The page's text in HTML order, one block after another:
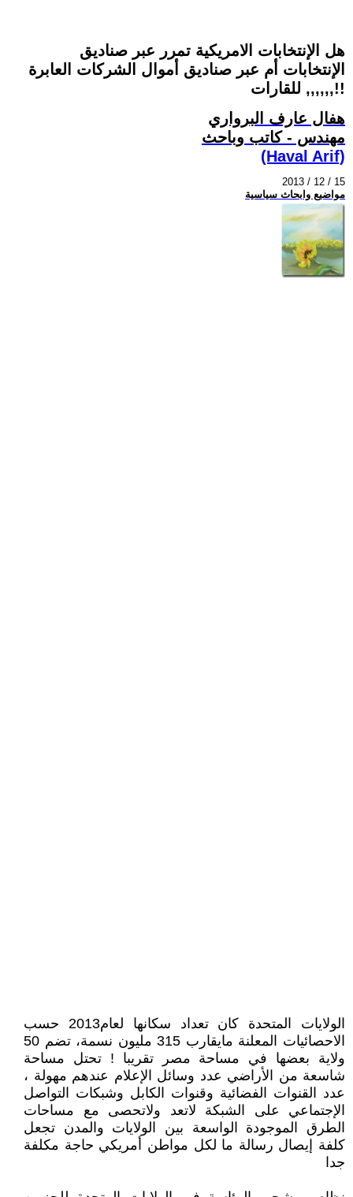
هل الإنتخابات الامريكية تمرر عبر صناديق
الإنتخابات أم عبر صناديق أموال الشركات العابرة
للقارات ,,,,,,!!
هفال عارف البرواري
مهندس - كاتب وباحث
(Haval Arif)
2013 / 12 / 15
مواضيع وابحاث سياسية
الولايات المتحدة كان تعداد سكانها لعام2013 حسب
الاحصائيات المعلنة مايقارب 315 مليون نسمة، تضم 50
ولاية بعضها في مساحة مصر تقريبا ! تحتل مساحة
شاسعة من الأراضي عدد وسائل الإعلام عندهم مهولة ،
عدد القنوات الفضائية وقنوات الكابل وشبكات التواصل
الإجتماعي على الشبكة لاتعد ولاتحصى مع مساحات
الطرق الموجودة الواسعة بين الولايات والمدن تجعل
كلفة إيصال رسالة ما لكل مواطن أمريكي حاجة مكلفة
جدا